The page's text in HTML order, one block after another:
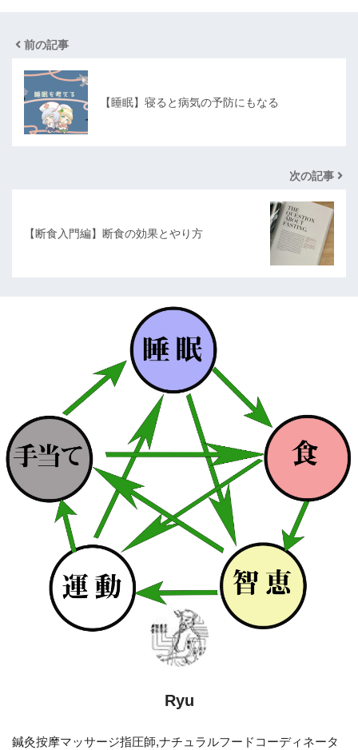
前の記事
【睡眠】寝ると病気の予防にもなる
次の記事
【断食入門編】断食の効果とやり方
Ryu
鍼灸按摩マッサージ指圧師,ナチュラルフードコーディネータ